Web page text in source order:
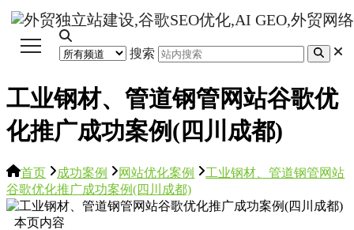
搜索
工业钢材、管道钢管网站谷歌优
化推广成功案例(四川成都)
首页 成功案例 网站优化案例
工业钢材、管道钢管网站
谷歌优化推广成功案例(四川成都)
本页内容